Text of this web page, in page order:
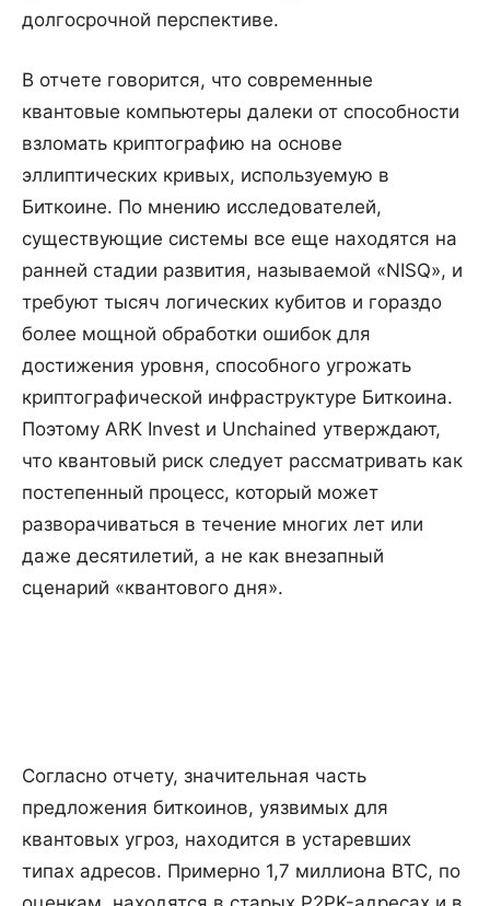
долгосрочной перспективе.
В отчете говорится, что современные
квантовые компьютеры далеки от способности
взломать криптографию на основе
эллиптических кривых, используемую в
Биткоине. По мнению исследователей,
существующие системы все еще находятся на
ранней стадии развития, называемой «NISQ», и
требуют тысяч логических кубитов и гораздо
более мощной обработки ошибок для
достижения уровня, способного угрожать
криптографической инфраструктуре Биткоина.
Поэтому ARK Invest и Unchained утверждают,
что квантовый риск следует рассматривать как
постепенный процесс, который может
разворачиваться в течение многих лет или
даже десятилетий, а не как внезапный
сценарий «квантового дня».
Согласно отчету, значительная часть
предложения биткоинов, уязвимых для
квантовых угроз, находится в устаревших
типах адресов. Примерно 1,7 миллиона BTC, по